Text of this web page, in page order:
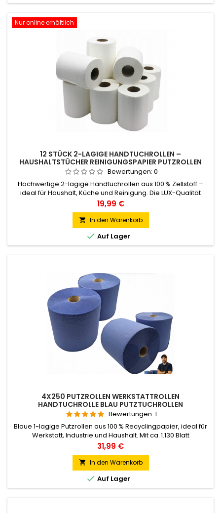
Nur online erhältlich
12 STÜCK 2-LAGIGE HANDTUCHROLLEN –
HAUSHALTSTÜCHER REINIGUNGSPAPIER PUTZROLLEN
AUS ZELLSTOFF
Bewertungen: 0
Hochwertige 2-lagige Handtuchrollen aus 100 % Zellstoff –
ideal für Haushalt, Küche und Reinigung. Die LUX-Qualität
garantiert eine hohe Saugkraft und Reißfestigkeit. Jede Rolle
ist 60 m lang, hat eine Höhe von 19 cm und einen
Durchmesser von 15 cm. Mit praktischer Perforation zum
einfachen Abreißen. Die Rollen sind fest verklebt und
besonders effizient...
Preis
19,99 €
 In den Warenkorb
 Auf Lager
4X250 PUTZROLLEN WERKSTATTROLLEN
HANDTUCHROLLE BLAU PUTZTUCHROLLEN
Bewertungen: 1
Blaue 1-lagige Putzrollen aus 100 % Recyclingpapier, ideal für
Werkstatt, Industrie und Haushalt. Mit ca. 1.130 Blatt
(22 × 25 cm) pro Rolle, Mikroperforation und 250 m Länge –
saugstark, reißfest und nachhaltig. Passt in Standard-
Abroller. Lieferumfang: Sie bestellen - 4 Rollen.
Preis
31,99 €
 In den Warenkorb
 Auf Lager